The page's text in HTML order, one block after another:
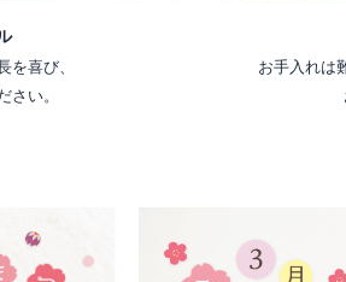
を喜び、
さい。
お手入れは